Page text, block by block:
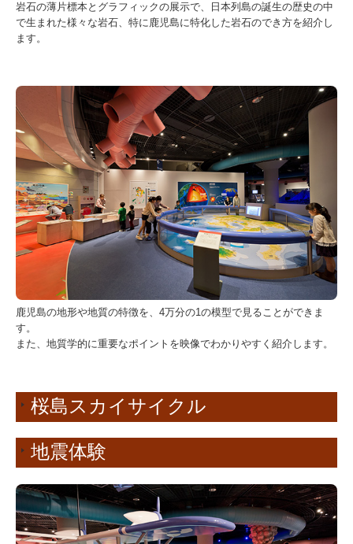
岩石の薄片標本とグラフィックの展示で、日本列島の誕生の歴史の中
で生まれた様々な岩石、特に鹿児島に特化した岩石のでき方を紹介し
ます。
鹿児島の地形や地質の特徴を、4万分の1の模型で見ることができま
す。
また、地質学的に重要なポイントを映像でわかりやすく紹介します。
桜島スカイサイクル
地震体験